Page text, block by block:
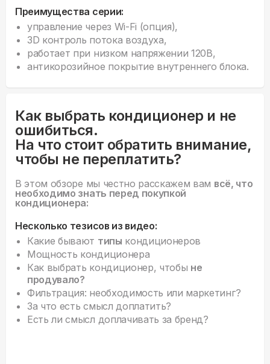
Преимущества серии:
управление через Wi-Fi (опция),
3D контроль потока воздуха,
работает при низком напряжении 120В,
антикорозийное покрытие внутреннего блока.
Как выбрать кондиционер и не
ошибиться.
На что стоит обратить внимание,
чтобы не переплатить?
В этом обзоре мы честно расскажем вам всё, что
необходимо знать перед покупкой
кондиционера:
Несколько тезисов из видео:
Какие бывают типы кондиционеров
Мощность кондиционера
Как выбрать кондиционер, чтобы не
продувало?
Фильтрация: необходимость или маркетинг?
За что есть смысл доплатить?
Есть ли смысл доплачивать за бренд?